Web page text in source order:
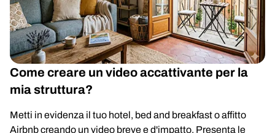
Come creare un video accattivante per la
mia struttura?
Metti in evidenza il tuo hotel, bed and breakfast o affitto
Airbnb creando un video breve e d'impatto. Presenta le